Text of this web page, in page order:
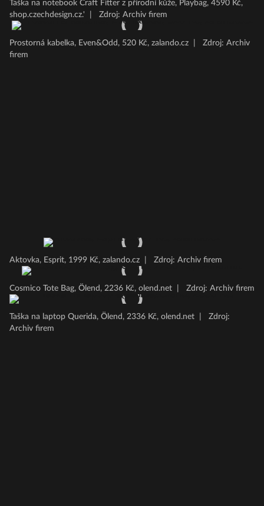
Taška na notebook Craft Fitter z přírodní kůže, Playbag, 4590 Kč,
shop.czechdesign.cz.'
Zdroj: Archiv firem
Prostorná kabelka, Even&Odd, 520 Kč, zalando.cz
Zdroj: Archiv
firem
Aktovka, Esprit, 1999 Kč, zalando.cz Zdroj: Archiv firem
Cosmico Tote Bag, Ölend, 2236 Kč, olend.net Zdroj: Archiv firem
Taška na laptop Querida, Ölend, 2336 Kč, olend.net
Zdroj:
Archiv firem